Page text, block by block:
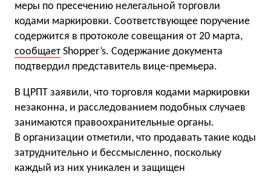
меры по пресечению нелегальной торговли
кодами маркировки. Соответствующее поручение
содержится в протоколе совещания от 20 марта,
сообщает Shopper’s. Содержание документа
подтвердил представитель вице-премьера.
В ЦРПТ заявили, что торговля кодами маркировки
незаконна, и расследованием подобных случаев
занимаются правоохранительные органы.
В организации отметили, что продавать такие коды
затруднительно и бессмысленно, поскольку
каждый из них уникален и защищен